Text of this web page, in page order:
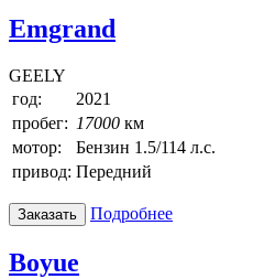
Emgrand
GEELY
год:
2021
пробег: 17000 км
мотор:
Бензин 1.5/114 л.с.
привод: Передний
Заказать Подробнее
Boyue